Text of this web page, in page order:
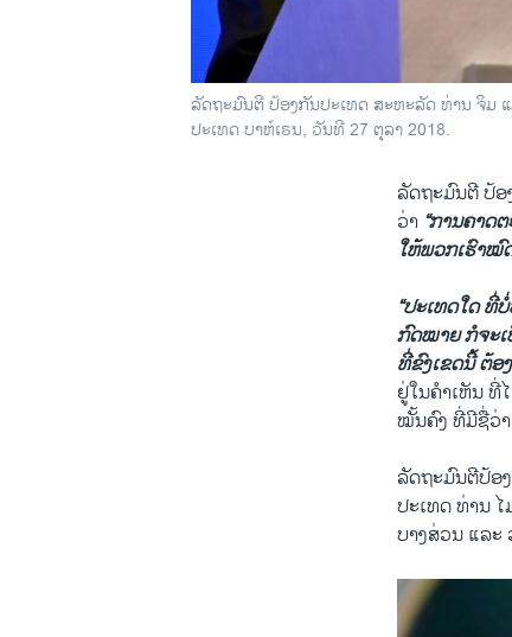
ລັດຖະມົນຕີ ປ້ອງກັນປະເທດ ສະຫະລັດ ທ່ານ ຈິມ
ປະເທດ ບາຫ໌ເຣນ, ວັນທີ 27 ຕຸລາ 2018.
ລັດຖະມົນຕີ ປ້
ວ່າ “ການຄາດ
ໃຫ້ພວກເຮົາໝົ
“ປະເທດໃດ
ກົດໝາຍ ກໍຈະເ
ທີ່ຂົງເຂດນີ້ ຕ້
ຢູ່ໃນຄຳເຫັນ ທີ່
ໝັ້ນຄົງ ທີ່ມີຊື່ວ່າ
ລັດຖະມົນຕີປ້ອ
ປະເທດ ທ່ານ
ບາງສ່ວນ ແລະ